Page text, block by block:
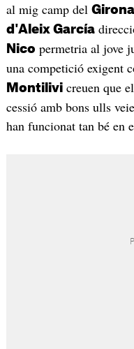
al mig camp del Girona
d'Aleix García
Nico permetria al jove
una competició exigent
Montilivicreuen que el
cessió amb bons ulls
han funcionat tan bé en